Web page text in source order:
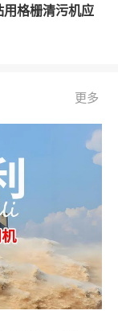
格栅清污机应
更多